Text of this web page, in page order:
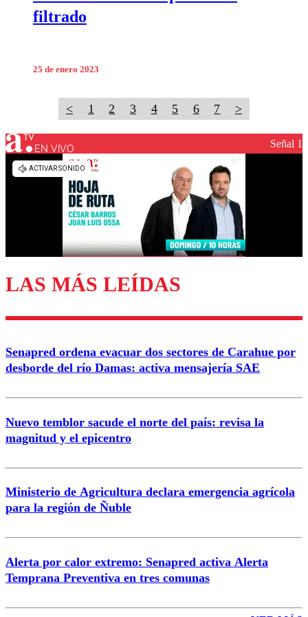
filtrado
25 de enero 2023
< 1 2 3 4 5 6 7 >
EN VIVO Señal 1
LAS MÁS LEÍDAS
Senapred ordena evacuar dos sectores de Carahue por
desborde del río Damas: activa mensajería SAE
Nuevo temblor sacude el norte del país: revisa la
magnitud y el epicentro
Ministerio de Agricultura declara emergencia agrícola
para la región de Ñuble
Alerta por calor extremo: Senapred activa Alerta
Temprana Preventiva en tres comunas